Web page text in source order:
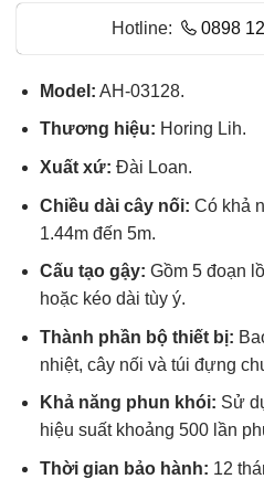
Hotline: 0898
Model: AH-03128.
Thương hiệu: Horing Lih.
Xuất xứ: Đài Loan.
Chiều dài cây nối: Có khả
1.44m đến 5m.
Cấu tạo gậy: Gồm 5 đoạn
hoặc kéo dài tùy ý.
Thành phần bộ thiết bị:
nhiệt, cây nối và túi đựng
Khả năng phun khói: Sử
hiệu suất khoảng 500 lần
Thời gian bảo hành: 12